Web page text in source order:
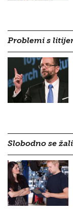
Problemi s
Slobodno se